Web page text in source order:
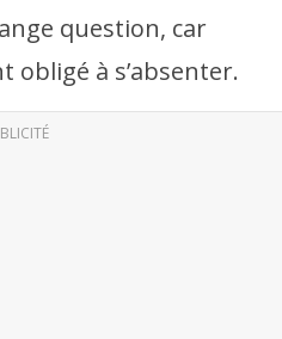
question, car
obligé à s’absenter.